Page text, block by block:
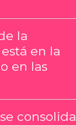
la
en la
en las
consolida